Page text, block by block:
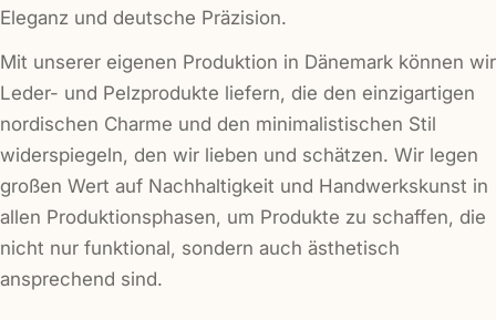
Eleganz und deutsche Präzision.
Mit unserer eigenen Produktion in Dänemark können wir
Leder- und Pelzprodukte liefern, die den einzigartigen
nordischen Charme und den minimalistischen Stil
widerspiegeln, den wir lieben und schätzen. Wir legen
großen Wert auf Nachhaltigkeit und Handwerkskunst in
allen Produktionsphasen, um Produkte zu schaffen, die
nicht nur funktional, sondern auch ästhetisch
ansprechend sind.